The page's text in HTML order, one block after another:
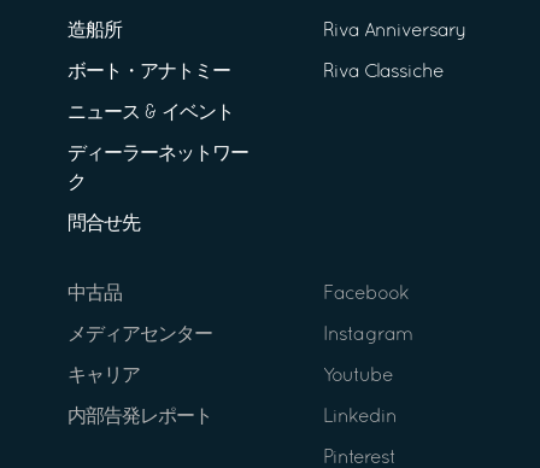
造船所
ボート・アナトミー
ニュース & イベント
ディーラーネットワー
ク
問合せ先
Riva Anniversary
Riva Classiche
中古品
メディアセンター
キャリア
内部告発レポート
Facebook
Instagram
Youtube
Linkedin
Pinterest